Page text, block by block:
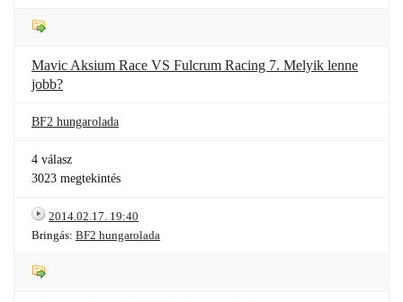
Mavic Aksium Race VS Fulcrum Racing 7. Melyik lenne
jobb?
BF2 hungarolada
4 válasz
3023 megtekintés
2014.02.17. 19:40
Bringás: BF2 hungarolada